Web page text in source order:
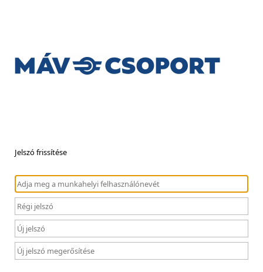
Jelszó frissítése